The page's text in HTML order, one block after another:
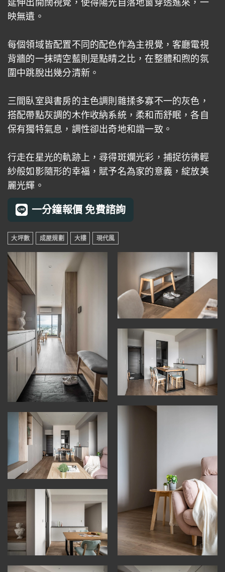
映無遺。
每個領域皆配置不同的配色作為主視覺，客廳電視
背牆的一抹晴空藍則是點睛之比，在整體和煦的氛
圍中跳脫出幾分清新。
三間臥室與書房的主色調則雜揉多寡不一的灰色，
搭配帶點灰調的木作收納系統，柔和而舒眠，各自
保有獨特氣息，調性卻出奇地和諧一致。
行走在星光的軌跡上，尋得斑斕光彩，捕捉彷彿輕
紗般如影隨形的幸福，賦予名為家的意義，綻放美
麗光輝。
一分鐘報價 免費諮詢
大坪數 成屋規劃 大樓 現代風